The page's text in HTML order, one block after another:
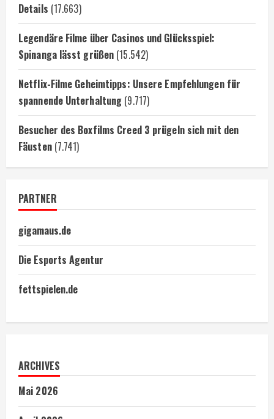
Details (17.663)
Legendäre Filme über Casinos und Glücksspiel:
Spinanga lässt grüßen (15.542)
Netflix-Filme Geheimtipps: Unsere Empfehlungen für
spannende Unterhaltung (9.717)
Besucher des Boxfilms Creed 3 prügeln sich mit den
Fäusten (7.741)
PARTNER
gigamaus.de
Die Esports Agentur
fettspielen.de
ARCHIVES
Mai 2026